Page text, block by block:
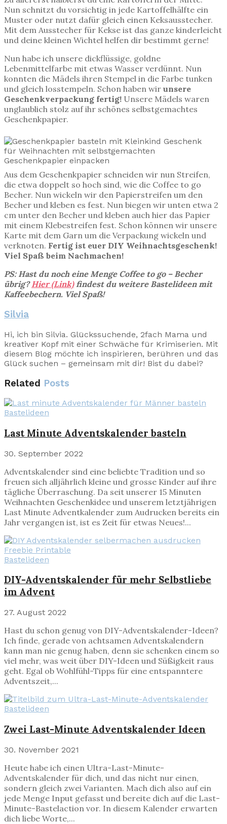
Nun schnitzt du vorsichtig in jede Kartoffelhälfte ein
Muster oder nutzt dafür gleich einen Keksausstecher.
Mit dem Ausstecher für Kekse ist das ganze kinderleicht
und deine kleinen Wichtel helfen dir bestimmt gerne!
Nun habe ich unsere dickflüssige, goldne
Lebenmittelfarbe mit etwas Wasser verdünnt. Nun
konnten die Mädels ihren Stempel in die Farbe tunken
und gleich losstempeln. Schon haben wir unsere
Geschenkverpackung fertig! Unsere Mädels waren
unglaublich stolz auf ihr schönes selbstgemachtes
Geschenkpapier.
Aus dem Geschenkpapier schneiden wir nun Streifen,
die etwa doppelt so hoch sind, wie die Coffee to go
Becher. Nun wickeln wir den Papierstreifen um den
Becher und kleben es fest. Nun biegen wir unten etwa 2
cm unter den Becher und kleben auch hier das Papier
mit einem Klebestreifen fest. Schon können wir unsere
Karte mit dem Garn um die Verpackung wickeln und
verknoten. Fertig ist euer DIY Weihnachtsgeschenk!
Viel Spaß beim Nachmachen!
PS: Hast du noch eine Menge Coffee to go – Becher
übrig?Hier (Link)findest du weitere Bastelideen mit
Kaffeebechern. Viel Spaß!
Silvia
Hi, ich bin Silvia. Glückssuchende, 2fach Mama und
kreativer Kopf mit einer Schwäche für Krimiserien. Mit
diesem Blog möchte ich inspirieren, berühren und das
Glück suchen – gemeinsam mit dir! Bist du dabei?
Related Posts
Bastelideen
Last Minute Adventskalender basteln
30. September 2022
Adventskalender sind eine beliebte Tradition und so
freuen sich alljährlich kleine und grosse Kinder auf ihre
tägliche Überraschung. Da seit unserer 15 Minuten
Weihnachten Geschenkidee und unserem letztjährigen
Last Minute Adventkalender zum Audrucken bereits ein
Jahr vergangen ist, ist es Zeit für etwas Neues!...
Bastelideen
DIY-Adventskalender für mehr Selbstliebe
im Advent
27. August 2022
Hast du schon genug von DIY-Adventskalender-Ideen?
Ich finde, gerade von achtsamen Adventskalendern
kann man nie genug haben, denn sie schenken einem so
viel mehr, was weit über DIY-Ideen und Süßigkeit raus
geht. Egal ob Wohlfühl-Tipps für eine entspanntere
Adventszeit,...
Bastelideen
Zwei Last-Minute Adventskalender Ideen
30. November 2021
Heute habe ich einen Ultra-Last-Minute-
Adventskalender für dich, und das nicht nur einen,
sondern gleich zwei Varianten. Mach dich also auf ein
jede Menge Input gefasst und bereite dich auf die Last-
Minute-Bastelaction vor. In diesem Kalender erwarten
dich liebe Worte,...